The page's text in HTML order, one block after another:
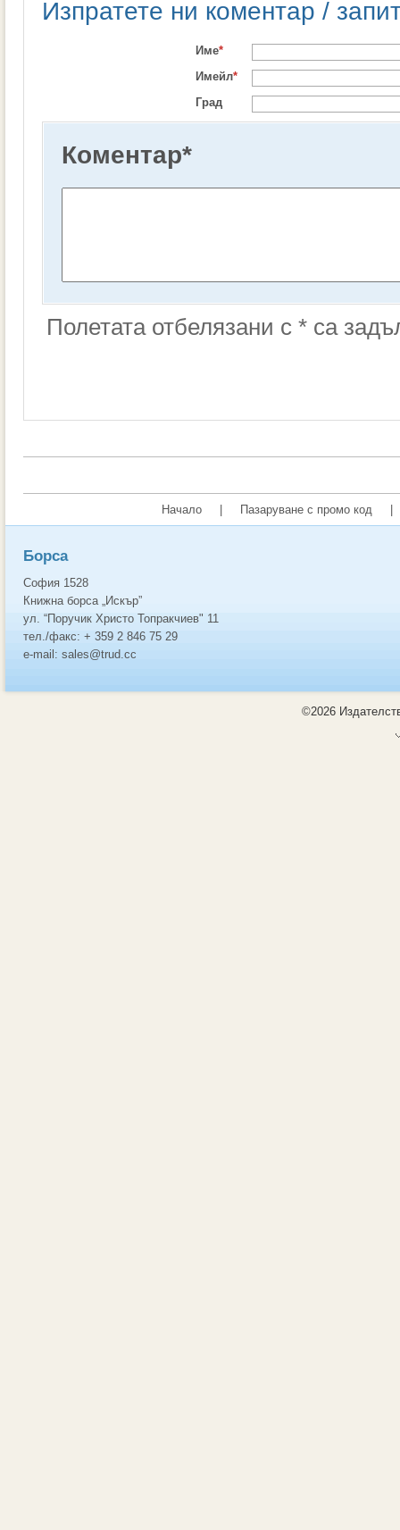
Изпратете ни коментар /
Име*
Имейл*
Град
Коментар*
Полетата отбелязани с * са
Начало Пазаруване с промо код
Борса
София 1528
Книжна борса „Искър”
ул. “Поручик Христо Топракчиев" 11
тел./факс: + 359 2 846 75 29
e-mail: sales@trud.cc
©2026